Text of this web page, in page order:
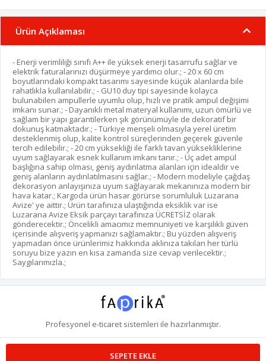
SEPETE EKLE
Ürün Açıklaması
- Enerji verimliliği sınıfı A++ ile yüksek enerji tasarrufu sağlar ve
elektrik faturalarınızı düşürmeye yardımcı olur.; - 20 x 60 cm
boyutlarındaki kompakt tasarımı sayesinde küçük alanlarda bile
rahatlıkla kullanılabilir.; - GU10 duy tipi sayesinde kolayca
bulunabilen ampullerle uyumlu olup, hızlı ve pratik ampul değişimi
imkanı sunar.; - Dayanıklı metal materyal kullanımı, uzun ömürlü ve
sağlam bir yapı garantilerken şık görünümüyle de dekoratif bir
dokunuş katmaktadır.; - Türkiye menşeli olmasıyla yerel üretim
desteklenmiş olup, kalite kontrol süreçlerinden geçerek güvenle
tercih edilebilir.; - 20 cm yüksekliği ile farklı tavan yüksekliklerine
uyum sağlayarak esnek kullanım imkanı tanır.; - Üç adet ampül
başlığına sahip olması, geniş aydınlatma alanları için idealdir ve
geniş alanların aydınlatılmasını sağlar.; - Modern modeliyle çağdaş
dekorasyon anlayışınıza uyum sağlayarak mekanınıza modern bir
hava katar.; Kargoda ürün hasar görürse sorumluluk Luzarana
Avize' ye aittir.; Ürün tarafınıza ulaştığında eksiklik var ise
Luzarana Avize Eksik parçayı tarafınıza ÜCRETSİZ olarak
gönderecektir.; Öncelikli amacımız memnuniyeti ve karşılıklı güven
içerisinde alışveriş yapmanızı sağlamaktır.; Bu yüzden alışveriş
yapmadan önce ürünlerimiz hakkında aklınıza takılan her türlü
soruyu bize yazın en kısa zamanda size cevap verilecektir.;
Saygılarımızla.;
Profesyonel e-ticaretsistemleri ile hazırlanmıştır.